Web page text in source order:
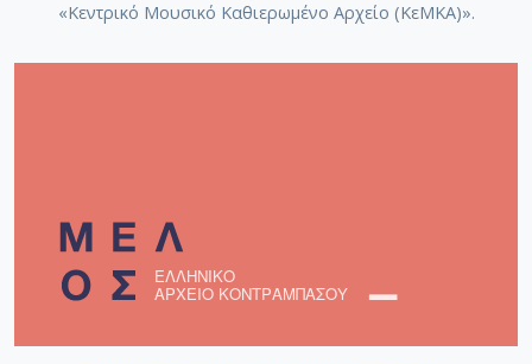
«Κεντρικό Μουσικό Καθιερωμένο Αρχείο (ΚεΜΚΑ)».